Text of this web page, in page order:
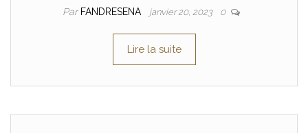
Par FANDRESENA janvier 20, 2023 0
Lire la suite